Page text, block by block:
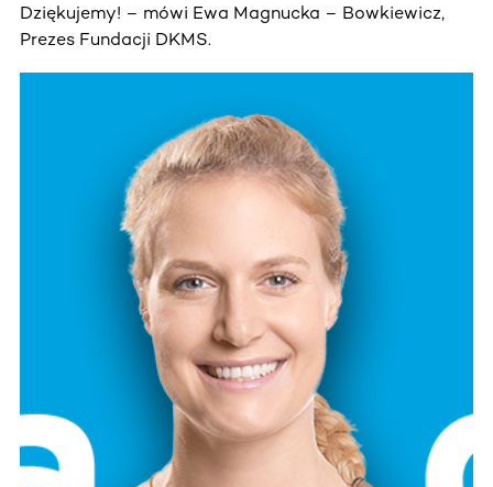
Dziękujemy! – mówi Ewa Magnucka – Bowkiewicz,
Prezes Fundacji DKMS.